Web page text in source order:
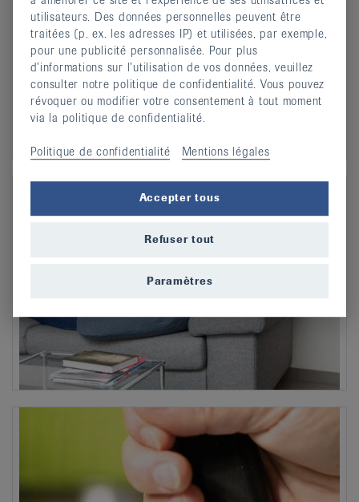
utilisateurs. Des données personnelles peuvent être
traitées (p. ex. les adresses IP) et utilisées, par exemple,
pour une publicité personnalisée. Pour plus
d’informations sur l’utilisation de vos données, veuillez
consulter notre politique de confidentialité. Vous pouvez
révoquer ou modifier votre consentement à tout moment
via la politique de confidentialité.
Politique de confidentialité Mentions légales
Accepter tous
Refuser tout
Paramètres